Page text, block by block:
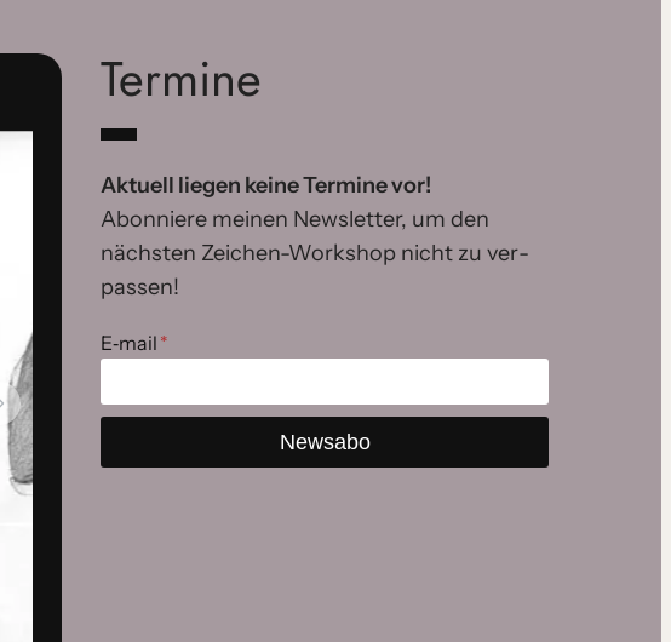
Termine
Aktuell lie­gen kei­ne Termine vor!
Abonniere mei­nen Newsletter, um den
nächs­ten Zeichen-Workshop nicht zu ver­
pas­sen!
E‑mail *
Newsabo